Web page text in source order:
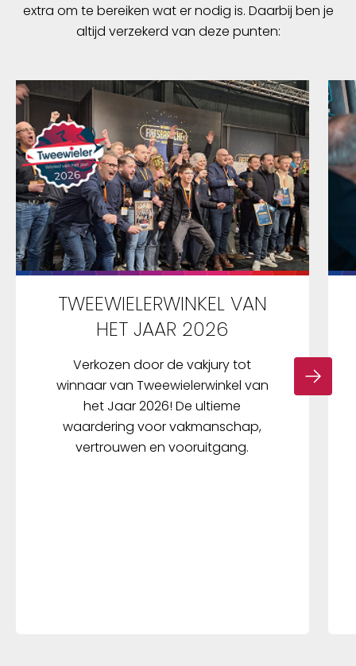
extra om te bereiken wat er nodig is. Daarbij ben je
altijd verzekerd van deze punten:
TWEEWIELERWINKEL VAN
HET JAAR 2026
Verkozen door de vakjury tot
winnaar van Tweewielerwinkel van
het Jaar 2026! De ultieme
waardering voor vakmanschap,
vertrouwen en vooruitgang.